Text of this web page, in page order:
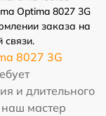
Optima 8027 3G
заказа на
связи.
8027 3G
и длительного
мастер